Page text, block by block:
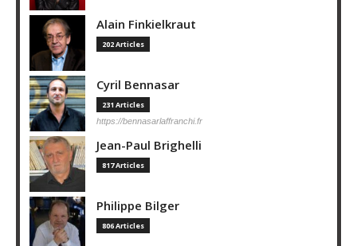
Alain Finkielkraut
202 Articles
Cyril Bennasar
231 Articles
https://bennasarlaffranchi.fr
Jean-Paul Brighelli
817 Articles
Philippe Bilger
806 Articles